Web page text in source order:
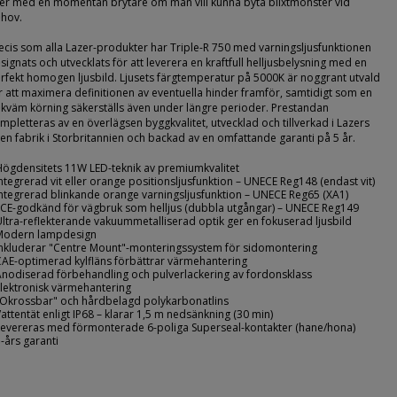
som alla Lazer-produkter har Triple-R 750 med varningsljusfunktionen
och utvecklats för att leverera en kraftfull helljusbelysning med en
homogen ljusbild. Ljusets färgtemperatur på 5000K är noggrant utvald
att maximera definitionen av eventuella hinder framför, samtidigt som en
körning säkerställs även under längre perioder. Prestandan
av en överlägsen byggkvalitet, utvecklad och tillverkad i Lazers
fabrik i Storbritannien och backad av en omfattande garanti på 5 år.
11W LED-teknik av premiumkvalitet
vit eller orange positionsljusfunktion – UNECE Reg148 (endast vit)
blinkande orange varningsljusfunktion – UNECE Reg65 (XA1)
godkänd för vägbruk som helljus (dubbla utgångar) – UNECE Reg149
reflekterande vakuummetalliserad optik ger en fokuserad ljusbild
lampdesign
"Centre Mount"-monteringssystem för sidomontering
optimerad kylfläns förbättrar värmehantering
förbehandling och pulverlackering av fordonsklass
värmehantering
och hårdbelagd polykarbonatlins
enligt IP68 – klarar 1,5 m nedsänkning (30 min)
med förmonterade 6-poliga Superseal-kontakter (hane/hona)
års garanti